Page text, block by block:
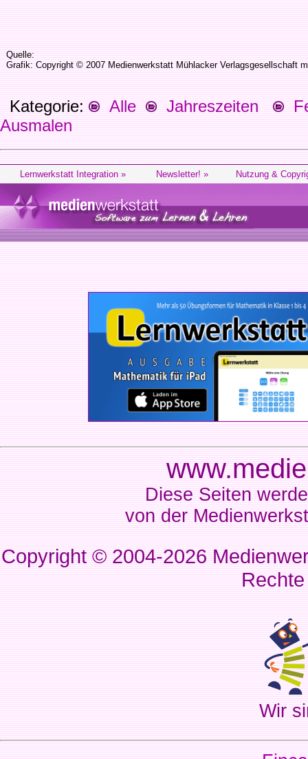
Quelle:
Grafik: Copyright © 2007 Medienwerkstatt Mühlacker Verlagsgesellschaft
Kategorie: Alle Jahreszeiten
Ausmalen
Lernwerkstatt Integration » Newsletter! » Nutzung &
Diese Seiten
von der
Copyright © 2004-2026
Wir